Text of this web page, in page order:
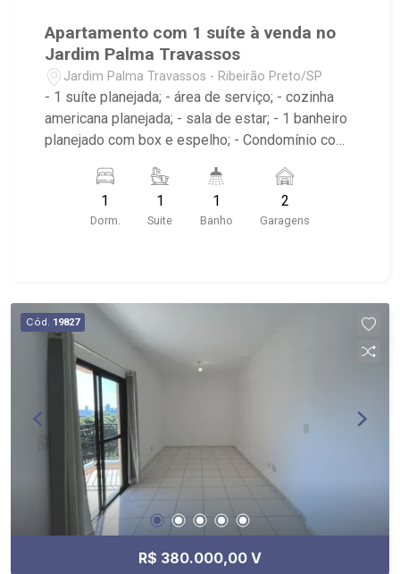
Apartamento com 1 suíte à venda no
Jardim Palma Travassos
Jardim Palma Travassos - Ribeirão Preto/SP
- 1 suíte planejada; - área de serviço; - cozinha
americana planejada; - sala de estar; - 1 banheiro
planejado com box e espelho; - Condomínio com
elevador panorâmico, academia e piscina na
cobertura.
1
Dorm.
1
Suite
1
Banho
2
Garagens
Cód. 19827
R$ 380.000,00 V